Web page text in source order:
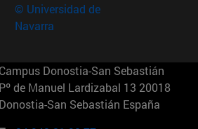
© Universidad de
Navarra
Campus Donostia-San Sebastián
Pº de Manuel Lardizabal 13 20018
Donostia-San Sebastián España